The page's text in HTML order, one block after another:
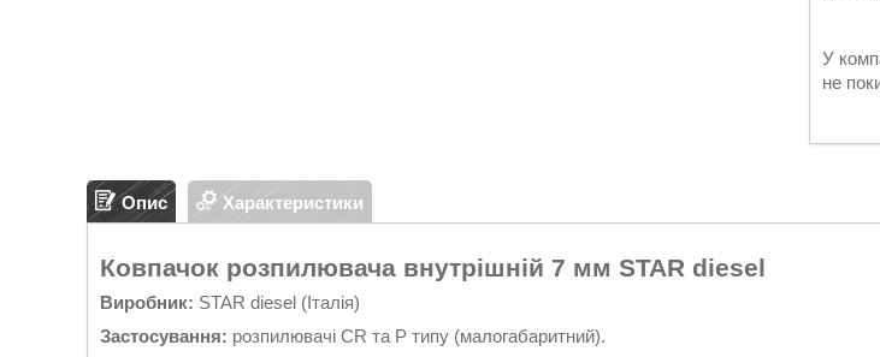
У
не
Опис Характеристики
Ковпачок розпилювача внутрішній 7 мм STAR diesel
Виробник: STAR diesel (Італія)
Застосування: розпилювачі CR та P типу (малогабаритний).